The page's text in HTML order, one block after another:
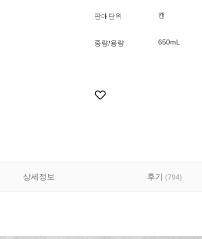
판매단위 캔
중량/용량 650mL
상세정보 후기 (794)